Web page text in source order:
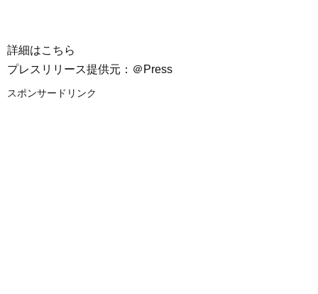
詳細はこちら
プレスリリース提供元：＠Press
スポンサードリンク